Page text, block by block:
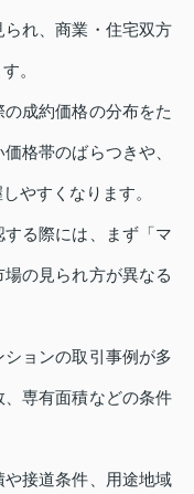
れ、商業・住宅双方
。
成約価格の分布をた
格帯のばらつきや、
やすくなります。
る際には、まず「マ
の見られ方が異なる
ョンの取引事例が多
、専有面積などの条件
接道条件、用途地域